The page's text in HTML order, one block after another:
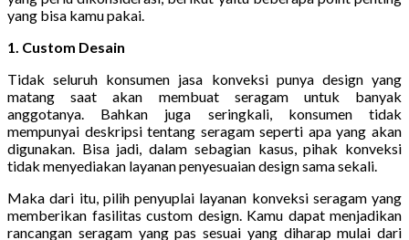
yang bisa kamu pakai.
1. Custom Desain
Tidak seluruh konsumen jasa konveksi punya design yang
matang saat akan membuat seragam untuk banyak
anggotanya. Bahkan juga seringkali, konsumen tidak
mempunyai deskripsi tentang seragam seperti apa yang akan
digunakan. Bisa jadi, dalam sebagian kasus, pihak konveksi
tidak menyediakan layanan penyesuaian design sama sekali.
Maka dari itu, pilih penyuplai layanan konveksi seragam yang
memberikan fasilitas custom design. Kamu dapat menjadikan
rancangan seragam yang pas sesuai yang diharap mulai dari